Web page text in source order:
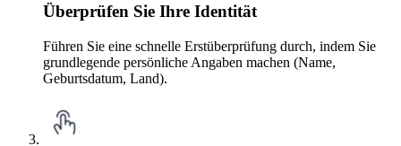
Überprüfen Sie Ihre Identität
Führen Sie eine schnelle Erstüberprüfung durch, indem Sie
grundlegende persönliche Angaben machen (Name,
Geburtsdatum, Land).